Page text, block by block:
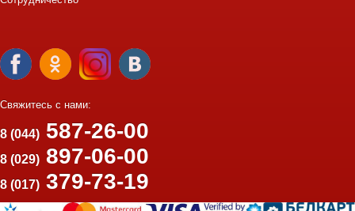
Свяжитесь с нами:
8 (044) 587-26-00
8 (029) 897-06-00
8 (017) 379-73-19